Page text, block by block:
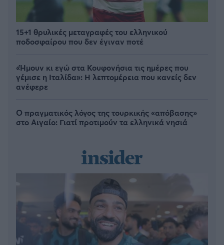
15+1 θρυλικές μεταγραφές του ελληνικού
ποδοσφαίρου που δεν έγιναν ποτέ
«Ήμουν κι εγώ στα Κουφονήσια τις ημέρες που
γέμισε η Ιταλίδα»: Η λεπτομέρεια που κανείς δεν
ανέφερε
Ο πραγματικός λόγος της τουρκικής «απόβασης»
στο Αιγαίο: Γιατί προτιμούν τα ελληνικά νησιά